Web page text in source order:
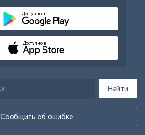
Найти
Сообщить об ошибке
Доступно в
Доступно в